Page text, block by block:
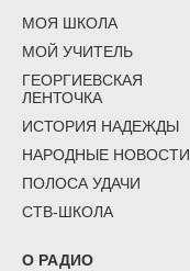
МОЯ ШКОЛА
МОЙ УЧИТЕЛЬ
ГЕОРГИЕВСКАЯ
ЛЕНТОЧКА
ИСТОРИЯ НАДЕЖДЫ
НАРОДНЫЕ НОВОСТИ
ПОЛОСА УДАЧИ
СТВ-ШКОЛА
О РАДИО